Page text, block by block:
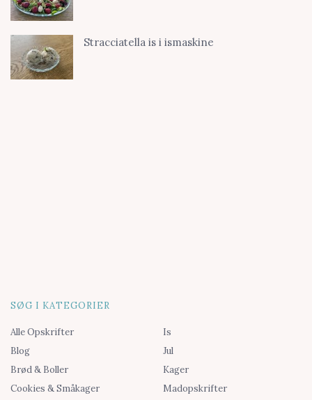
Stracciatella is i ismaskine
SØG I KATEGORIER
Alle Opskrifter
Blog
Brød & Boller
Cookies & Småkager
Is
Jul
Kager
Madopskrifter